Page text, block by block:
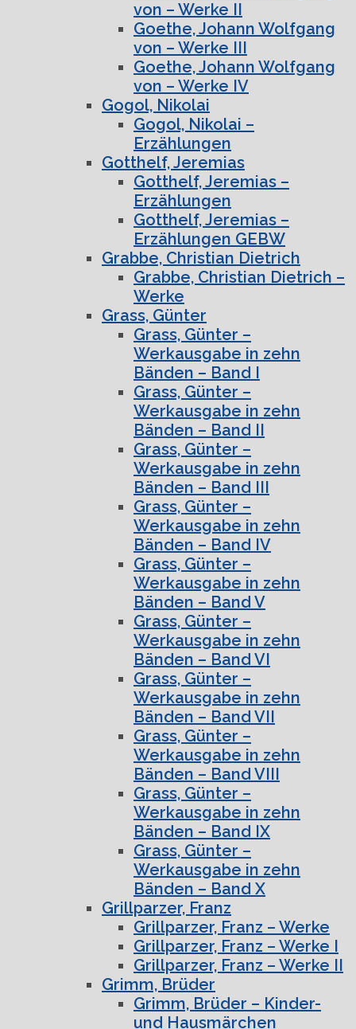
von – Werke II
Goethe, Johann Wolfgang
von – Werke III
Goethe, Johann Wolfgang
von – Werke IV
Gogol, Nikolai
Gogol, Nikolai –
Erzählungen
Gotthelf, Jeremias
Gotthelf, Jeremias –
Erzählungen
Gotthelf, Jeremias –
Erzählungen GEBW
Grabbe, Christian Dietrich
Grabbe, Christian Dietrich –
Werke
Grass, Günter
Grass, Günter –
Werkausgabe in zehn
Bänden – Band I
Grass, Günter –
Werkausgabe in zehn
Bänden – Band II
Grass, Günter –
Werkausgabe in zehn
Bänden – Band III
Grass, Günter –
Werkausgabe in zehn
Bänden – Band IV
Grass, Günter –
Werkausgabe in zehn
Bänden – Band V
Grass, Günter –
Werkausgabe in zehn
Bänden – Band VI
Grass, Günter –
Werkausgabe in zehn
Bänden – Band VII
Grass, Günter –
Werkausgabe in zehn
Bänden – Band VIII
Grass, Günter –
Werkausgabe in zehn
Bänden – Band IX
Grass, Günter –
Werkausgabe in zehn
Bänden – Band X
Grillparzer, Franz
Grillparzer, Franz – Werke
Grillparzer, Franz – Werke I
Grillparzer, Franz – Werke II
Grimm, Brüder
Grimm, Brüder – Kinder-
und Hausmärchen